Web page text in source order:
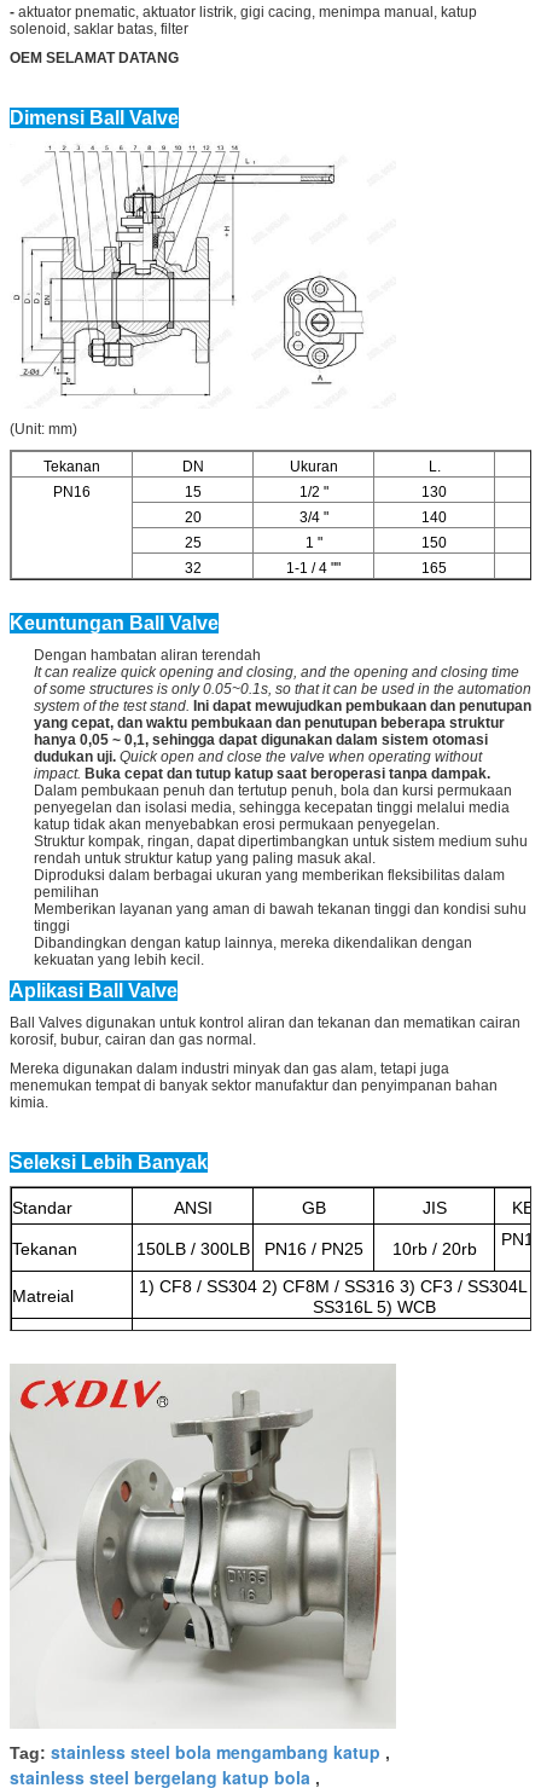
- aktuator pnematic, aktuator listrik, gigi cacing, menimpa manual, katup
solenoid, saklar batas, filter
OEM SELAMAT DATANG
Dimensi Ball Valve
(Unit: mm)
Tekanan DN Ukuran
L.
PN16
15 1/2 "
130
20
3/4 "
140
25
1 "
150
32
1-1 / 4 "" 165
Keuntungan Ball Valve
Dengan hambatan aliran terendah
It can realize quick opening and closing, and the opening and closing time
of some structures is only 0.05~0.1s, so that it can be used in the automation
system of the test stand. Ini dapat mewujudkan pembukaan dan penutupan
yang cepat, dan waktu pembukaan dan penutupan beberapa struktur
hanya 0,05 ~ 0,1, sehingga dapat digunakan dalam sistem otomasi
dudukan uji. Quick open and close the valve when operating without
impact. Buka cepat dan tutup katup saat beroperasi tanpa dampak.
Dalam pembukaan penuh dan tertutup penuh, bola dan kursi permukaan
penyegelan dan isolasi media, sehingga kecepatan tinggi melalui media
katup tidak akan menyebabkan erosi permukaan penyegelan.
Struktur kompak, ringan, dapat dipertimbangkan untuk sistem medium suhu
rendah untuk struktur katup yang paling masuk akal.
Diproduksi dalam berbagai ukuran yang memberikan fleksibilitas dalam
pemilihan
Memberikan layanan yang aman di bawah tekanan tinggi dan kondisi suhu
tinggi
Dibandingkan dengan katup lainnya, mereka dikendalikan dengan
kekuatan yang lebih kecil.
Aplikasi Ball Valve
Ball Valves digunakan untuk kontrol aliran dan tekanan dan mematikan cairan
korosif, bubur, cairan dan gas normal.
Mereka digunakan dalam industri minyak dan gas alam, tetapi juga
menemukan tempat di banyak sektor manufaktur dan penyimpanan bahan
kimia.
Seleksi Lebih Banyak
Standar ANSI GB JIS
Tekanan 150LB / 300LB PN16 / PN25 10rb / 20rb
Matreial
1) CF8 / SS304 2) CF8M / SS316 3) CF3 / SS304L
SS316L 5) WCB
Model
1) Model Platform Tinggi 2) Model Handle
Tag: stainless steel bola mengambang katup ,
stainless steel bergelang katup bola ,